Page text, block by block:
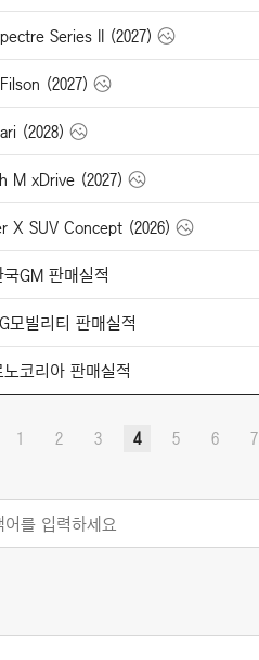
Series II (2027)
(2027)
(2028)
M xDrive (2027)
X SUV Concept (2026)
GM 판매실적
모빌리티 판매실적
코리아 판매실적
1 2 3 4 5 6 7